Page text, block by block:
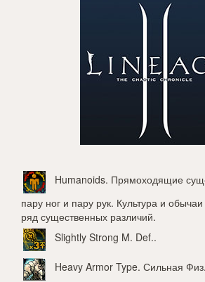
Humanoids. Прямоходящие
пару ног и пару рук. Культура и
ряд существенных различий.
Slightly Strong M. Def..
Heavy Armor Type. Сильная